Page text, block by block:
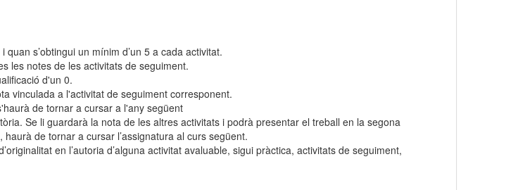
s’obtingui un mínim d’un 5 a cada activitat.
les notes de les activitats de seguiment.
d'un 0.
vinculada a l'activitat de seguiment corresponent.
de tornar a cursar a l'any següent
Se li guardarà la nota de les altres activitats i podrà presentar el treball en la segona
de tornar a cursar l’assignatura al curs següent.
en l’autoria d’alguna activitat avaluable, sigui pràctica, activitats de seguiment,